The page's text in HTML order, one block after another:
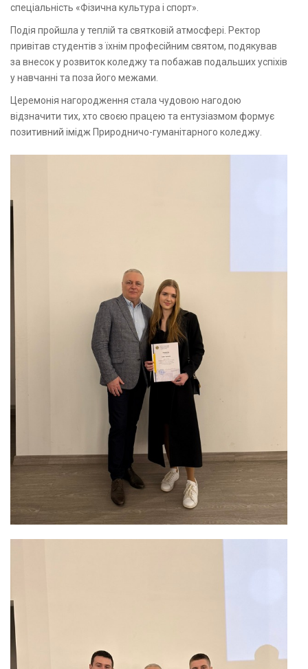
спеціальність «Фізична культура і спорт».
Подія пройшла у теплій та святковій атмосфері. Ректор
привітав студентів з їхнім професійним святом, подякував
за внесок у розвиток коледжу та побажав подальших успіхів
у навчанні та поза його межами.
Церемонія нагородження стала чудовою нагодою
відзначити тих, хто своєю працею та ентузіазмом формує
позитивний імідж Природничо-гуманітарного коледжу.